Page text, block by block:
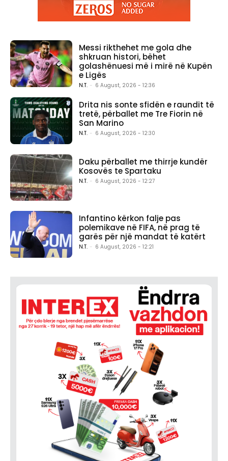
Messi rikthehet me gola dhe
shkruan histori, bëhet
golashënuesi më i mirë në Kupën
e Ligës
N.T. - 6 August, 2026 - 12:36
Drita nis sonte sfidën e raundit të
tretë, përballet me Tre Fiorin në
San Marino
N.T. - 6 August, 2026 - 12:30
Daku përballet me thirrje kundër
Kosovës te Spartaku
N.T. - 6 August, 2026 - 12:27
Infantino kërkon falje pas
polemikave në FIFA, në prag të
garës për një mandat të katërt
N.T. - 6 August, 2026 - 12:21